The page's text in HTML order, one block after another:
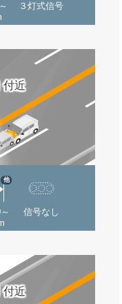
３灯式信号
付近
他
信号なし
付近